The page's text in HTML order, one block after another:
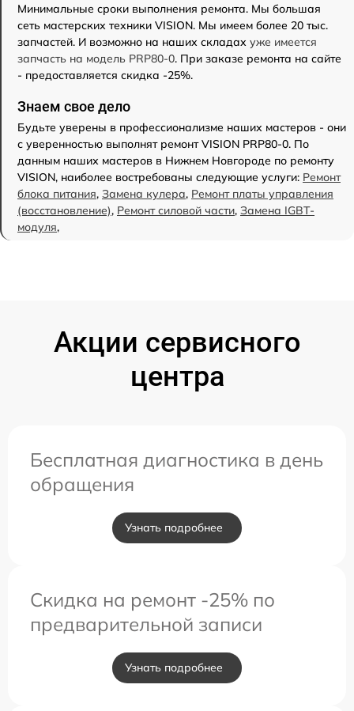
Минимальные сроки выполнения ремонта. Мы большая
сеть мастерских техники VISION. Мы имеем более 20 тыс.
запчастей. И возможно на наших складах уже имеется
запчасть на модель PRP80-0. При заказе ремонта на сайте
- предоставляется скидка -25%.
Знаем свое дело
Будьте уверены в профессионализме наших мастеров - они
с уверенностью выполнят ремонт VISION PRP80-0. По
данным наших мастеров в Нижнем Новгороде по ремонту
VISION, наиболее востребованы следующие услуги: Ремонт
блока питания, Замена кулера, Ремонт платы управления
(восстановление), Ремонт силовой части, Замена IGBT-
модуля,
Акции сервисного
центра
Бесплатная диагностика в день
обращения
Узнать подробнее
Скидка на ремонт -25% по
предварительной записи
Узнать подробнее